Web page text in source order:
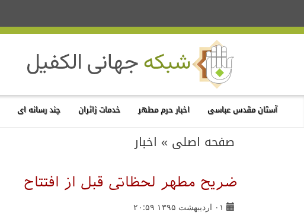
آستان مقدس عباسی اخبار حرم مطهر خدمات زائران چند رسانه ای
صفحه اصلی » اخبار
ضریح مطهر لحظاتی قبل از افتتاح
۰۱ اردیبهشت ۱۳۹۵ ۲۰:۵۹